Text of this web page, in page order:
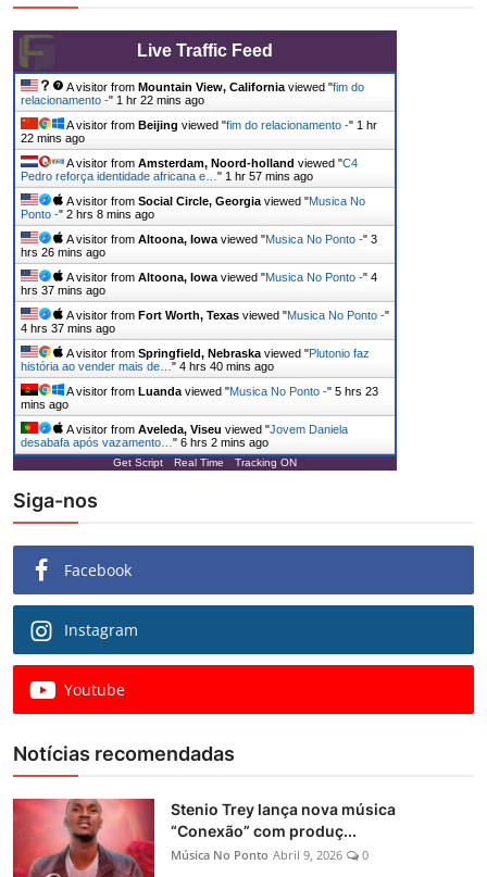
Live Traffic Feed
A visitor from Mountain View, Californiaviewed "fim do
relacionamento -" 1 hr 22 mins ago
A visitor from Beijing viewed "fim do relacionamento -" 1 hr
22 mins ago
A visitor from Amsterdam, Noord-holland viewed "C4
Pedro reforça identidade africana e…" 1 hr 57 mins ago
A visitor from Social Circle, Georgiaviewed "Musica No
Ponto -" 2 hrs 8 mins ago
A visitor from Altoona, Iowaviewed "Musica No Ponto -" 3
hrs 26 mins ago
A visitor from Altoona, Iowaviewed "Musica No Ponto -" 4
hrs 37 mins ago
A visitor from Fort Worth, Texas viewed "Musica No Ponto -"
4 hrs 37 mins ago
A visitor from Springfield, Nebraskaviewed "Plutonio faz
história ao vender mais de…" 4 hrs 40 mins ago
A visitor from Luandaviewed "Musica No Ponto -" 5 hrs 23
mins ago
A visitor from Aveleda, Viseu viewed "Jovem Daniela
desabafa após vazamento…" 6 hrs 2 mins ago
Get Script Real Time Tracking ON
Siga-nos
Facebook
Instagram
Youtube
Notícias recomendadas
Stenio Trey lança nova música
“Conexão” com produç...
Música No Ponto Abril 9, 2026 0